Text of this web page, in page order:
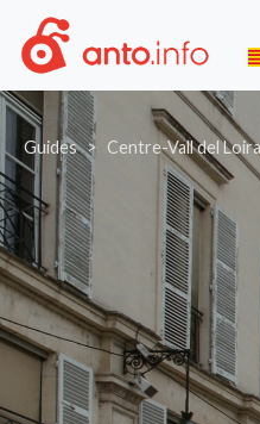
Guides Centre-Vall del Loira